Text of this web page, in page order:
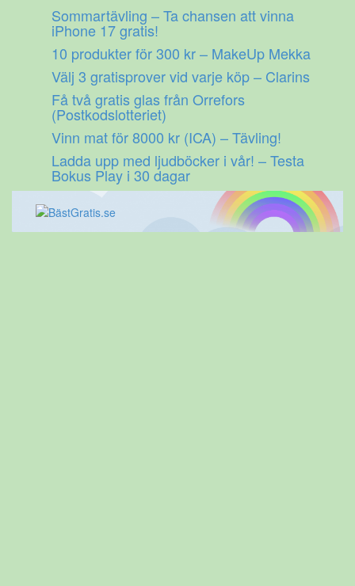
Sommartävling – Ta chansen att vinna
iPhone 17 gratis!
10 produkter för 300 kr – MakeUp Mekka
Välj 3 gratisprover vid varje köp – Clarins
Få två gratis glas från Orrefors
(Postkodslotteriet)
Vinn mat för 8000 kr (ICA) – Tävling!
Ladda upp med ljudböcker i vår! – Testa
Bokus Play i 30 dagar